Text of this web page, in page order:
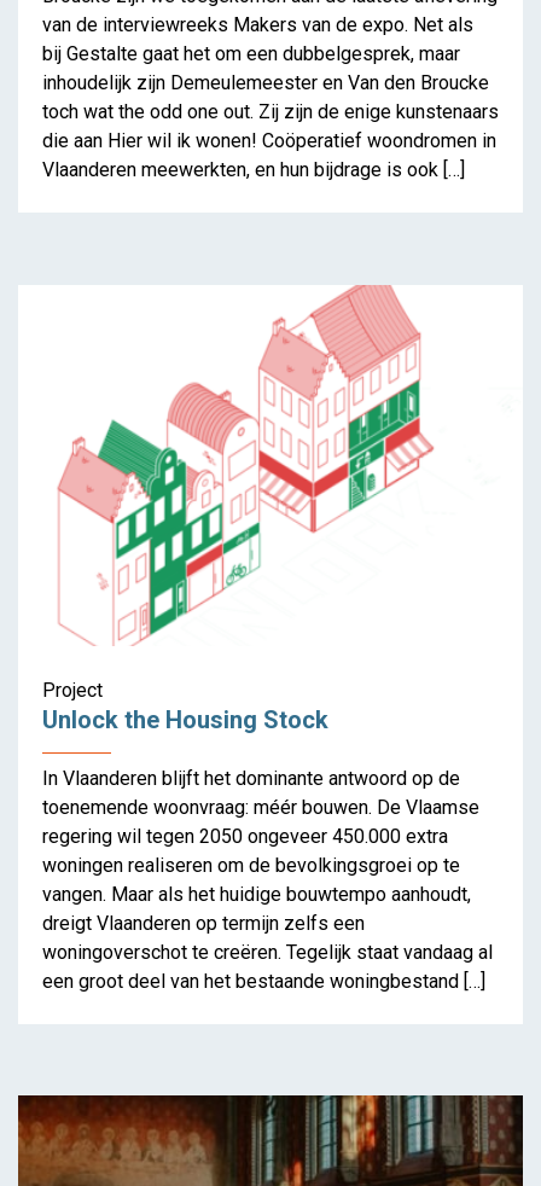
van de interviewreeks Makers van de expo. Net als
bij Gestalte gaat het om een dubbelgesprek, maar
inhoudelijk zijn Demeulemeester en Van den Broucke
toch wat the odd one out. Zij zijn de enige kunstenaars
die aan Hier wil ik wonen! Coöperatief woondromen in
Vlaanderen meewerkten, en hun bijdrage is ook […]
Project
Unlock the Housing Stock
In Vlaanderen blijft het dominante antwoord op de
toenemende woonvraag: méér bouwen. De Vlaamse
regering wil tegen 2050 ongeveer 450.000 extra
woningen realiseren om de bevolkingsgroei op te
vangen. Maar als het huidige bouwtempo aanhoudt,
dreigt Vlaanderen op termijn zelfs een
woningoverschot te creëren. Tegelijk staat vandaag al
een groot deel van het bestaande woningbestand […]